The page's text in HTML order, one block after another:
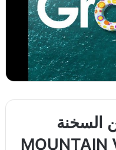
السخنة
MOUNTAIN